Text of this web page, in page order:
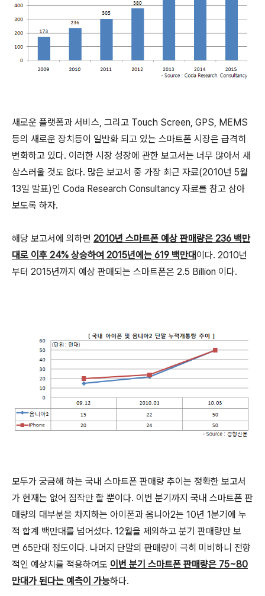
새로운 플랫폼과 서비스, 그리고 Touch Screen, GPS, MEMS
등의 새로운 장치등이 일반화 되고 있는 스마트폰 시장은 급격히
변화하고 있다. 이러한 시장 성장에 관한 보고서는 너무 많아서 새
삼스러울 것도 없다. 많은 보고서 중 가장 최근 자료(2010년 5월
13일 발표)인 Coda Research Consultancy 자료를 참고 삼아
보도록 하자.
해당 보고서에 의하면 2010년 스마트폰 예상 판매량은 236 백만
대로 이후 24% 상승하여 2015년에는 619 백만대 이다. 2010년
부터 2015년까지 예상 판매되는 스마트폰은 2.5 Billion 이다.
모두가 궁금해 하는 국내 스마트폰 판매량 추이는 정확한 보고서
가 현재는 없어 짐작만 할 뿐이다. 이번 분기까지 국내 스마트폰 판
매량의 대부분을 차지하는 아이폰과 옴니아2는 10년 1분기에 누
적 합계 백만대를 넘어섰다. 12월을 제외하고 분기 판매량만 보
면 65만대 정도이다. 나머지 단말의 판매량이 극히 미비하니 전향
적인 예상치를 적용하여도 이번 분기 스마트폰 판매량은 75~80
만대가 된다는 예측이 가능하다.